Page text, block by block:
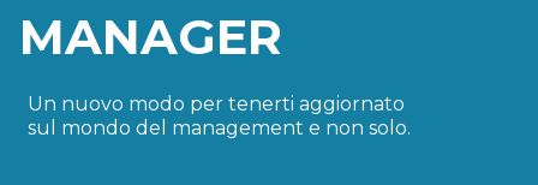
MANAGER
Un nuovo modo per tenerti aggiornato
sul mondo del management e non solo.